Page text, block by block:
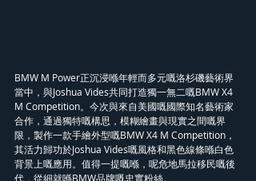
BMW M Power正沉浸喺年輕而多元嘅洛杉磯藝術界
當中，與Joshua Vides共同打造獨一無二嘅BMW X4
M Competition。今次與來自美國嘅國際知名藝術家
合作，通過獨特嘅構思，模糊繪畫與現實之間嘅界
限，製作一款手繪外型嘅BMW X4 M Competition，
其活力歸功於Joshua Vides嘅風格和黑色線條喺白色
背景上嘅應用。值得一提嘅喺，呢危地馬拉移民嘅後
代，從細就喺BMW品牌嘅忠實粉絲。